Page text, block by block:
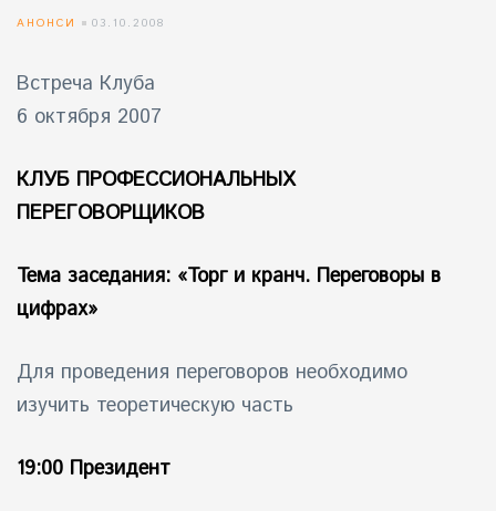
АНОНСИ 03.10.2008
Встреча Клуба
6 октября 2007
КЛУБ ПРОФЕССИОНАЛЬНЫХ
ПЕРЕГОВОРЩИКОВ
Тема заседания: «Торг и кранч. Переговоры в
цифрах»
Для проведения переговоров необходимо
изучить теоретическую часть
19:00 Президент